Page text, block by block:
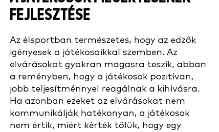
FEJLESZTÉSE
Az élsportban természetes, hogy az edzők
igényesek a játékosaikkal szemben. Az
elvárásokat gyakran magasra teszik, abban
a reményben, hogy a játékosok pozitívan,
jobb teljesítménnyel reagálnak a kihívásra.
Ha azonban ezeket az elvárásokat nem
kommunikálják hatékonyan, a játékosok
nem értik, miért kérték tőlük, hogy egy